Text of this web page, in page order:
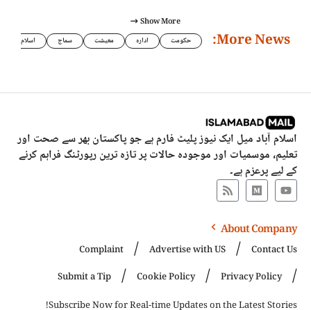
Show More
More News: حکومت ادارہ معیشت سماج اسلام
اسلام آباد میل ایک نیوز پلیٹ فارم ہے جو پاکستان بھر سے صحت اور
تعلیم، موسمیات اور موجودہ حالات پر تازہ ترین رپورٹنگ فراہم کرنے
کے لیے پرعزم ہے۔
About Company
Contact Us
Advertise with US
Complaint
Privacy Policy
Cookie Policy
Submit a Tip
Subscribe Now for Real-time Updates on the Latest Stories!